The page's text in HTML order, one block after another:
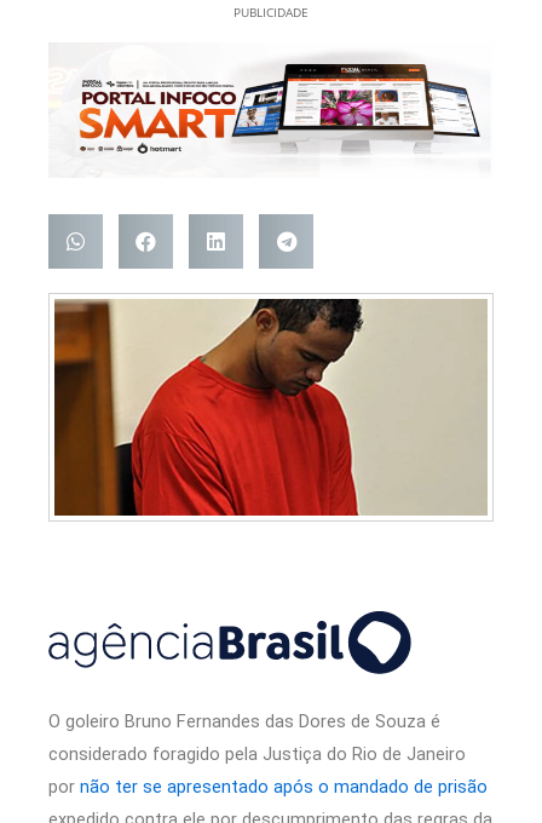
PUBLICIDADE
O goleiro Bruno Fernandes das Dores de Souza é
considerado foragido pela Justiça do Rio de Janeiro
por não ter se apresentado após o mandado de prisão